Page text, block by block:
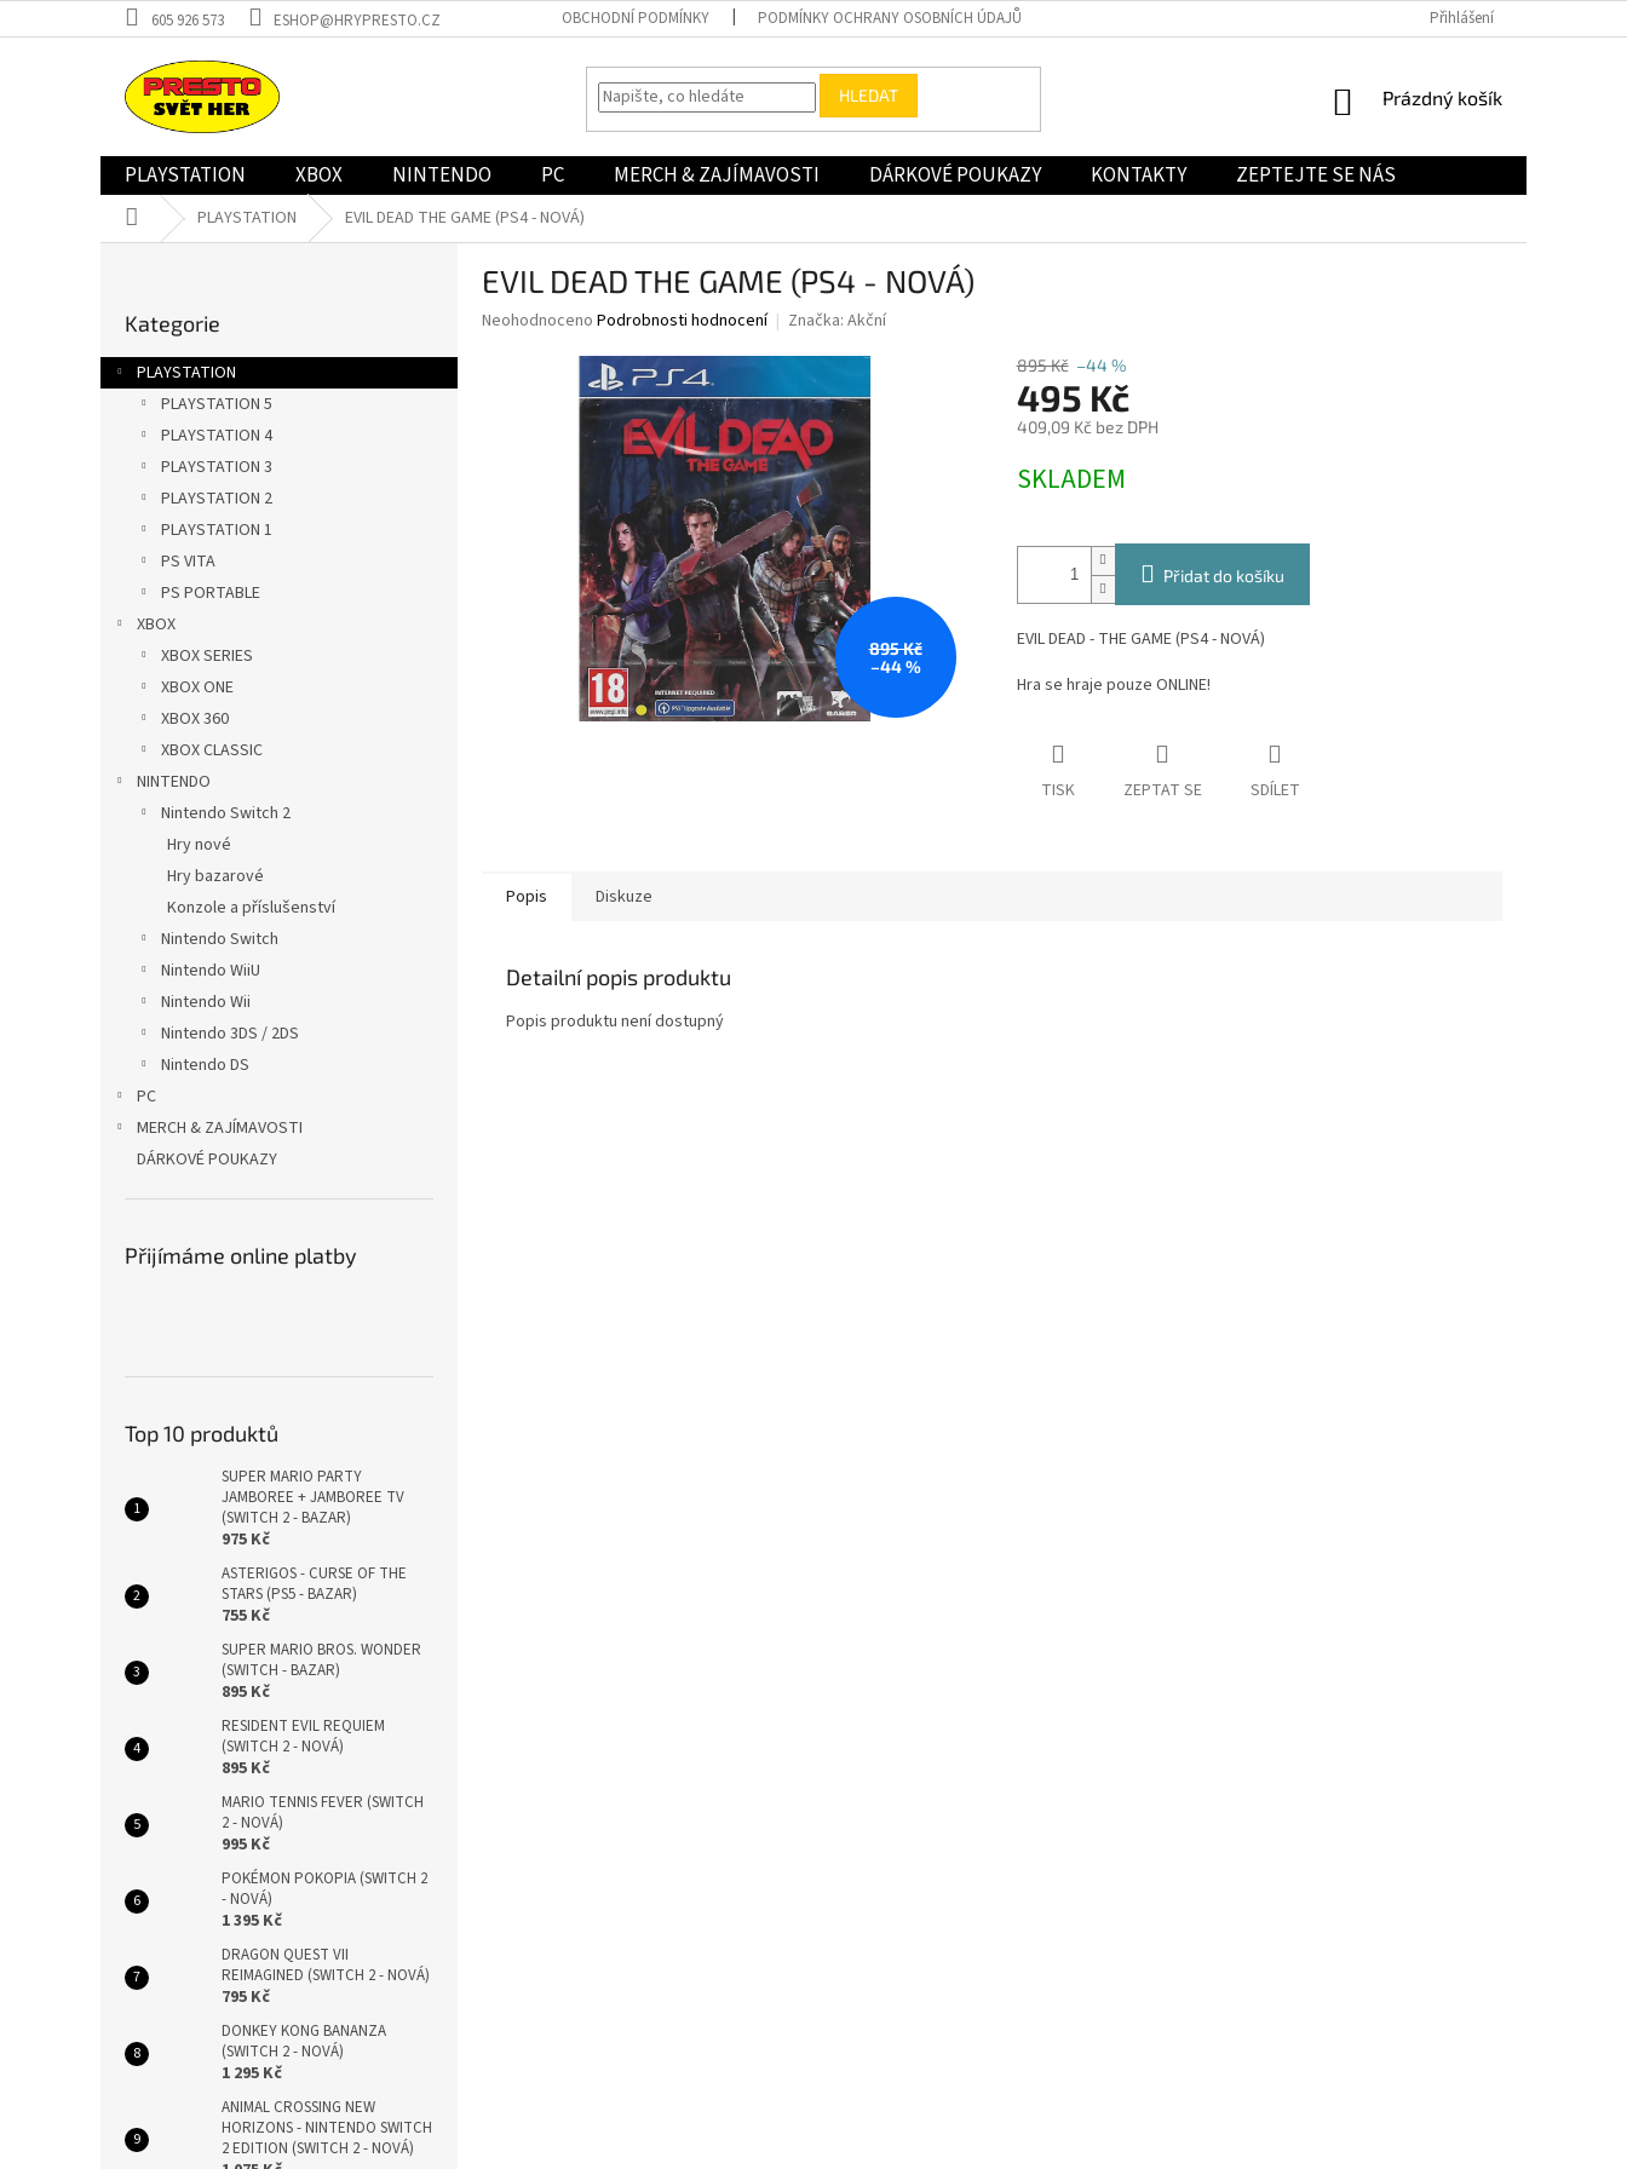
na
605 926 573 ESHOP@HRYPRESTO.CZ OBCHODNÍ PODMÍNKY PODMÍNKY OCHRANY OSOBNÍCH ÚDAJŮ Přihlášení
HLEDAT
NÁKUPNÍ
Prázdný košík
PLAYSTATION XBOX NINTENDO PC MERCH & ZAJÍMAVOSTI DÁRKOVÉ POUKAZY KONTAKTY ZEPTEJTE SE NÁS
Domů PLAYSTATION EVIL DEAD THE GAME (PS4 - NOVÁ)
r
a
kategorie
Kategorie
PLAYSTATION
PLAYSTATION 5
PLAYSTATION 4
PLAYSTATION 3
PLAYSTATION 2
PLAYSTATION 1
PS VITA
PS PORTABLE
XBOX
XBOX SERIES
XBOX ONE
XBOX 360
XBOX CLASSIC
NINTENDO
Nintendo Switch 2
Hry nové
Hry bazarové
Konzole a příslušenství
Nintendo Switch
Nintendo WiiU
Nintendo Wii
Nintendo 3DS / 2DS
Nintendo DS
PC
MERCH & ZAJÍMAVOSTI
DÁRKOVÉ POUKAZY
Přijímáme online platby
Top 10 produktů
SUPER MARIO PARTY
JAMBOREE + JAMBOREE TV
(SWITCH 2 - BAZAR)
975 Kč
ASTERIGOS - CURSE OF THE
STARS (PS5 - BAZAR)
755 Kč
SUPER MARIO BROS. WONDER
(SWITCH - BAZAR)
895 Kč
RESIDENT EVIL REQUIEM
(SWITCH 2 - NOVÁ)
895 Kč
MARIO TENNIS FEVER (SWITCH
2 - NOVÁ)
995 Kč
POKÉMON POKOPIA (SWITCH 2
- NOVÁ)
1 395 Kč
DRAGON QUEST VII
REIMAGINED (SWITCH 2 - NOVÁ)
795 Kč
DONKEY KONG BANANZA
(SWITCH 2 - NOVÁ)
1 295 Kč
ANIMAL CROSSING NEW
HORIZONS - NINTENDO SWITCH
2 EDITION (SWITCH 2 - NOVÁ)
EVIL DEAD THE GAME (PS4 - NOVÁ)
Průměrné
Neohodnoceno Podrobnosti hodnocení Značka: Akční
895 Kč
–44 %
895 Kč –44 %
495 Kč
409,09 Kč bez DPH
cena:
SKLADEM
Přidat do košíku
EVIL DEAD - THE GAME (PS4 - NOVÁ)
Hra se hraje pouze ONLINE!
TISK ZEPTAT SE SDÍLET
Popis Diskuze
Detailní popis produktu
Popis produktu není dostupný